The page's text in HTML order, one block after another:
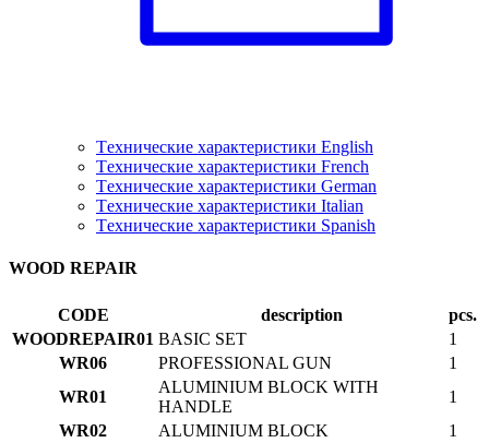
Tехнические характеристики English
Tехнические характеристики French
Tехнические характеристики German
Tехнические характеристики Italian
Tехнические характеристики Spanish
WOOD REPAIR
CODE description
pcs.
WOODREPAIR01 BASIC SET
1
WR06
PROFESSIONAL GUN
1
WR01
ALUMINIUM BLOCK WITH
HANDLE
1
WR02
ALUMINIUM BLOCK
1